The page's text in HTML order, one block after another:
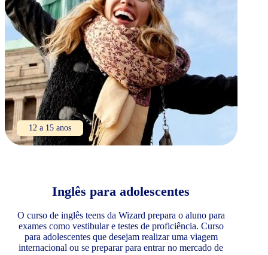
12 a 15 anos
Inglês para adolescentes
O curso de inglês teens da Wizard prepara o aluno para
exames como vestibular e testes de proficiência. Curso
para adolescentes que desejam realizar uma viagem
internacional ou se preparar para entrar no mercado de